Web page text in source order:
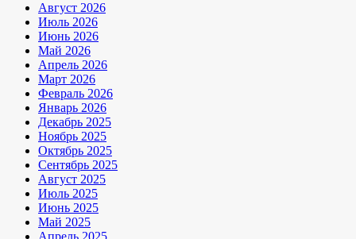
Август 2026
Июль 2026
Июнь 2026
Май 2026
Апрель 2026
Март 2026
Февраль 2026
Январь 2026
Декабрь 2025
Ноябрь 2025
Октябрь 2025
Сентябрь 2025
Август 2025
Июль 2025
Июнь 2025
Май 2025